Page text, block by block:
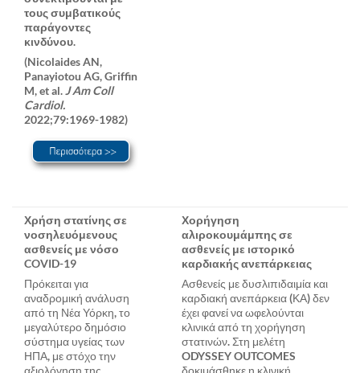
τους συμβατικούς
παράγοντες
κινδύνου.
(Nicolaides AN,
Panayiotou AG, Griffin
M, et al. J Am Coll
Cardiol.
2022;79:1969-1982)
Χρήση στατίνης σε
νοσηλευόμενους
ασθενείς με νόσο
COVID-19
Πρόκειται για
αναδρομική ανάλυση
από τη Νέα Υόρκη, το
μεγαλύτερο δημόσιο
σύστημα υγείας των
ΗΠΑ, με στόχο την
Χορήγηση
αλιροκουμάμπης σε
ασθενείς με ιστορικό
καρδιακής ανεπάρκειας
Ασθενείς με δυσλιπιδαιμία και
καρδιακή ανεπάρκεια (ΚΑ) δεν
έχει φανεί να ωφελούνται
κλινικά από τη χορήγηση
στατινών. Στη μελέτη
ODYSSEY OUTCOMES